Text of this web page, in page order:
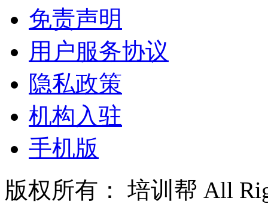
免责声明
用户服务协议
隐私政策
机构入驻
手机版
版权所有： 培训帮 All